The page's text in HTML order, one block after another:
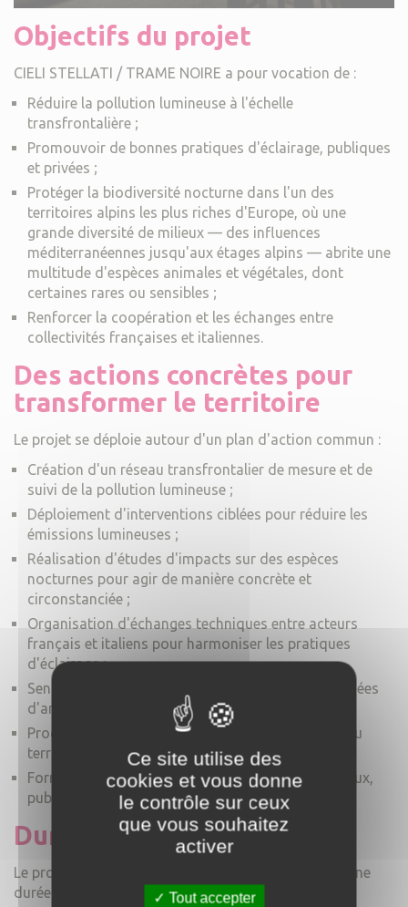
Objectifs du projet
CIELI STELLATI / TRAME NOIRE a pour vocation de :
Réduire la pollution lumineuse à l'échelle
transfrontalière ;
Promouvoir de bonnes pratiques d'éclairage, publiques
et privées ;
Protéger la biodiversité nocturne dans l'un des
territoires alpins les plus riches d'Europe, où une
grande diversité de milieux — des influences
méditerranéennes jusqu'aux étages alpins — abrite une
multitude d'espèces animales et végétales, dont
certaines rares ou sensibles ;
Renforcer la coopération et les échanges entre
collectivités françaises et italiennes.
Des actions concrètes pour
transformer le territoire
Le projet se déploie autour d'un plan d'action commun :
Création d'un réseau transfrontalier de mesure et de
suivi de la pollution lumineuse ;
Déploiement d'interventions ciblées pour réduire les
émissions lumineuses ;
Réalisation d'études d'impacts sur des espèces
nocturnes pour agir de manière concrète et
circonstanciée ;
Organisation d'échanges techniques entre acteurs
français et italiens pour harmoniser les pratiques
d'éclairage ;
Sensibilisation du grand public à travers des journées
d'animation ;
Programmes pédagogiques destinés aux écoles du
territoire ;
Formations et accompagnement des acteurs locaux,
publics comme privés.
Durée du projet
Le projet a débuté à l'automne 2025 et s'étend sur une
durée de 36 mois.
Ce site utilise des
cookies et vous donne
le contrôle sur ceux
que vous souhaitez
activer
Tout accepter